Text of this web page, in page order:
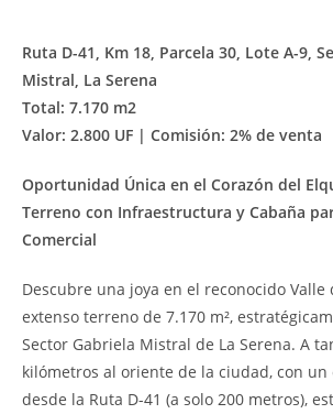
Ruta D-41, Km 18, Parcela 30, Lote A-9,
Mistral, La Serena
Total: 7.170 m2
Valor: 2.800 UF | Comisión: 2% de venta
Oportunidad Única en el Corazón del
Terreno con Infraestructura y Cabaña
Comercial
Descubre una joya en el reconocido Valle
extenso terreno de 7.170 m²,
Sector Gabriela Mistral de La Serena. A
kilómetros al oriente de la ciudad, con un
desde la Ruta D-41 (a solo 200 metros),